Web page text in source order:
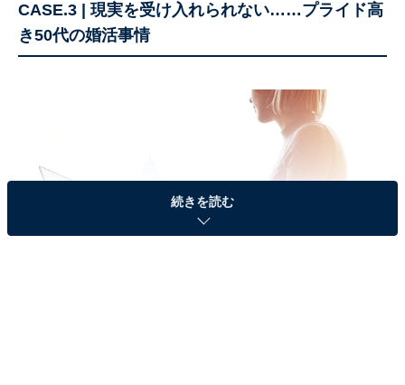
CASE.3 | 現実を受け入れられない……プライド高
き50代の婚活事情
続きを読む